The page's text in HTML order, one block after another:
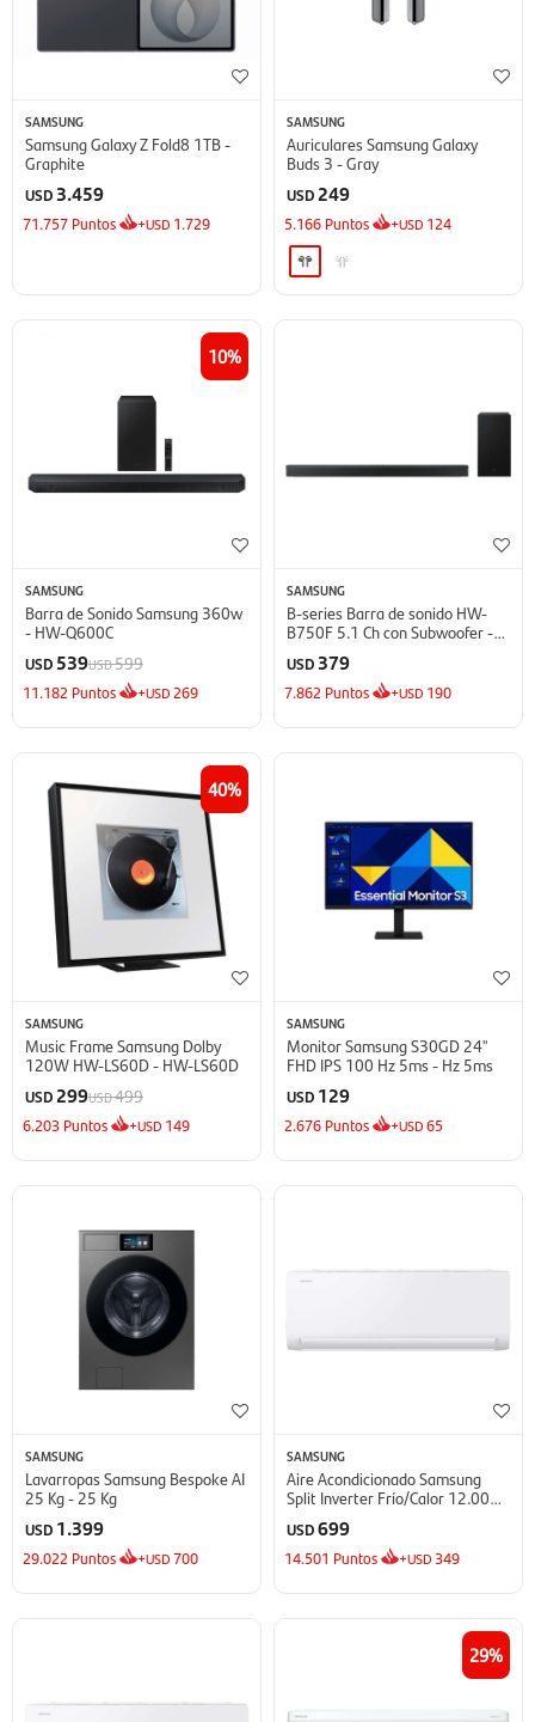
SAMSUNG
Samsung Galaxy Z Fold8 1TB -
Graphite
USD 3.459
71.757 Puntos +USD 1.729
SAMSUNG
Auriculares Samsung Galaxy
Buds 3 - Gray
USD 249
5.166 Puntos +USD 124
10
SAMSUNG
Barra de Sonido Samsung 360w
- HW-Q600C
USD 539USD599
11.182 Puntos +USD 269
SAMSUNG
B-series Barra de sonido HW-
B750F 5.1 Ch con Subwoofer -
USD 379
7.862 Puntos +USD 190
40
SAMSUNG
Music Frame Samsung Dolby
120W HW-LS60D - HW-LS60D
USD 299USD499
6.203 Puntos +USD 149
SAMSUNG
Monitor Samsung S30GD 24''
FHD IPS 100 Hz 5ms - Hz 5ms
USD 129
2.676 Puntos +USD65
SAMSUNG
Lavarropas Samsung Bespoke AI
25 Kg - 25 Kg
USD 1.399
29.022 Puntos +USD700
SAMSUNG
Aire Acondicionado Samsung
Split Inverter Frío/Calor 12.000
BTU - BTU
USD699
14.501 Puntos +USD 349
29